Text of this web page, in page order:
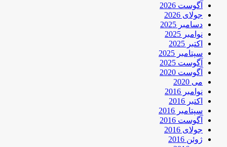
آگوست 2026
جولای 2026
دسامبر 2025
نوامبر 2025
اکتبر 2025
سپتامبر 2025
آگوست 2025
آگوست 2020
می 2020
نوامبر 2016
اکتبر 2016
سپتامبر 2016
آگوست 2016
جولای 2016
ژوئن 2016